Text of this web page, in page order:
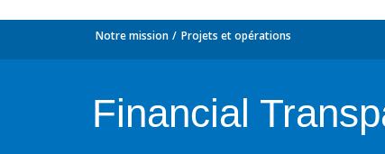
Notre mission Projets et opérations
Financial